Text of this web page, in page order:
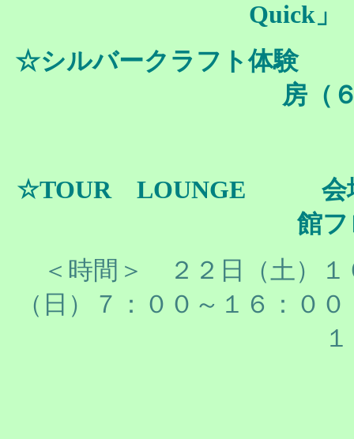
Quick」
☆シルバークラフト体験
房（
☆TOUR LOUNGE 会場
館
＜時間＞ ２２日（土）
（日）７：００～１６：